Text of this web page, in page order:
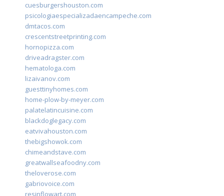
cuesburgershouston.com
psicologiaespecializadaencampeche.com
dmtacos.com
crescentstreetprinting.com
hornopizza.com
driveadragster.com
hematologa.com
lizaivanov.com
guesttinyhomes.com
home-plow-by-meyer.com
palatelatincuisine.com
blackdoglegacy.com
eatvivahouston.com
thebigshowok.com
chimeandstave.com
greatwallseafoodny.com
theloverose.com
gabriovoice.com
resinflowart.com